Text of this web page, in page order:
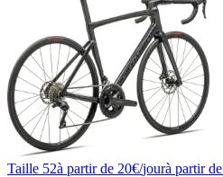
Taille 52à partir de 20€/jourà partir de